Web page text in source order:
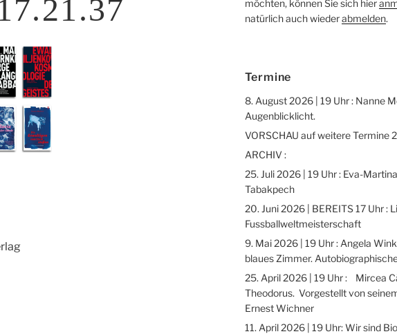
möchten, können Sie sich hier
natürlich auch wiederabmelden.
Termine
8. August 2026 | 19 Uhr : Nanne
Augenblicklicht.
VORSCHAU auf weitere Termine
ARCHIV :
25. Juli 2026 | 19 Uhr : Eva-
Tabakpech
20. Juni 2026 | BEREITS 17 Uhr :
Fussballweltmeisterschaft
9. Mai 2026 | 19 Uhr : Angela
blaues Zimmer.
25. April 2026 | 19 Uhr : Mircea
Theodorus. Vorgestellt von
Ernest Wichner
11. April 2026 | 19 Uhr: Wir sind